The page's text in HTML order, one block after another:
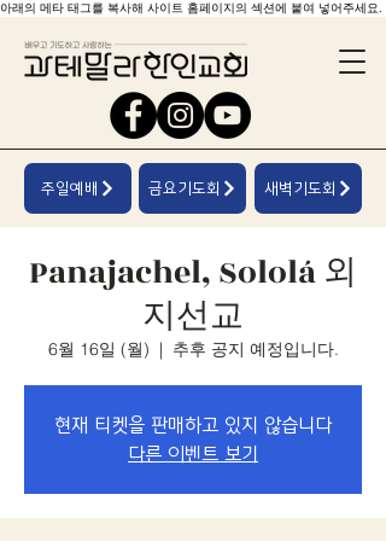
아래의 메타 태그를 복사해 사이트 홈페이지의 섹션에 붙여 넣어주세요.
주일예배 금요기도회 새벽기도회
Panajachel, Sololá 외
지선교
6월 16일 (월)
  |
추후 공지 예정입니다.
현재 티켓을 판매하고 있지 않습니다
다른 이벤트 보기